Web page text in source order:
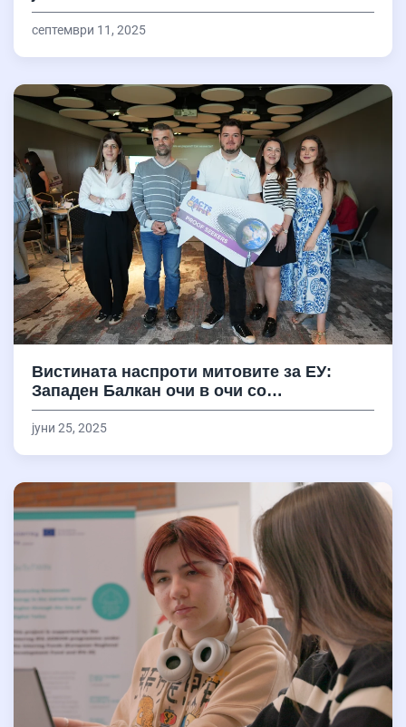
септември 11, 2025
Вистината наспроти митовите за ЕУ:
Западен Балкан очи в очи со…
јуни 25, 2025